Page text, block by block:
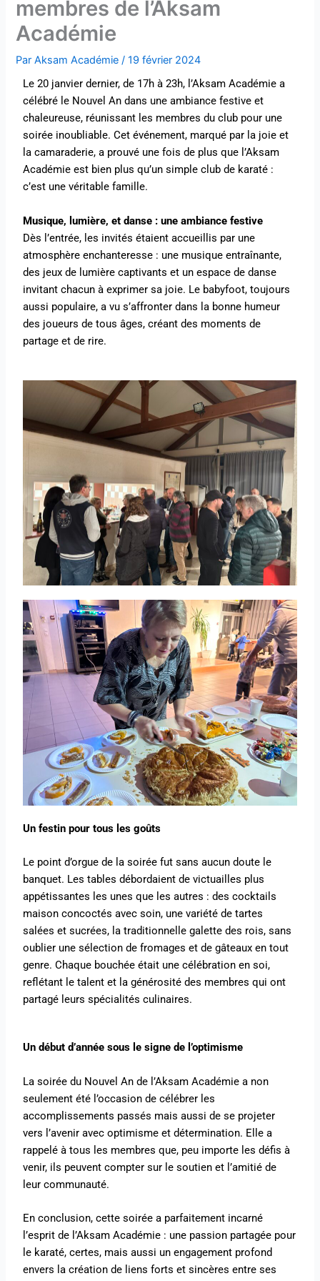
membres de l’Aksam
Académie
ParAksam Académie/19 février 2024
Le 20 janvier dernier, de 17h à 23h, l’Aksam Académie a
célébré le Nouvel An dans une ambiance festive et
chaleureuse, réunissant les membres du club pour une
soirée inoubliable. Cet événement, marqué par la joie et
la camaraderie, a prouvé une fois de plus que l’Aksam
Académie est bien plus qu’un simple club de karaté :
c’est une véritable famille.
Musique, lumière, et danse : une ambiance festive
Dès l’entrée, les invités étaient accueillis par une
atmosphère enchanteresse : une musique entraînante,
des jeux de lumière captivants et un espace de danse
invitant chacun à exprimer sa joie. Le babyfoot, toujours
aussi populaire, a vu s’affronter dans la bonne humeur
des joueurs de tous âges, créant des moments de
partage et de rire.
Un festin pour tous les goûts
Le point d’orgue de la soirée fut sans aucun doute le
banquet. Les tables débordaient de victuailles plus
appétissantes les unes que les autres : des cocktails
maison concoctés avec soin, une variété de tartes
salées et sucrées, la traditionnelle galette des rois, sans
oublier une sélection de fromages et de gâteaux en tout
genre. Chaque bouchée était une célébration en soi,
reflétant le talent et la générosité des membres qui ont
partagé leurs spécialités culinaires.
Un début d’année sous le signe de l’optimisme
La soirée du Nouvel An de l’Aksam Académie a non
seulement été l’occasion de célébrer les
accomplissements passés mais aussi de se projeter
vers l’avenir avec optimisme et détermination. Elle a
rappelé à tous les membres que, peu importe les défis à
venir, ils peuvent compter sur le soutien et l’amitié de
leur communauté.
En conclusion, cette soirée a parfaitement incarné
l’esprit de l’Aksam Académie : une passion partagée pour
le karaté, certes, mais aussi un engagement profond
envers la création de liens forts et sincères entre ses